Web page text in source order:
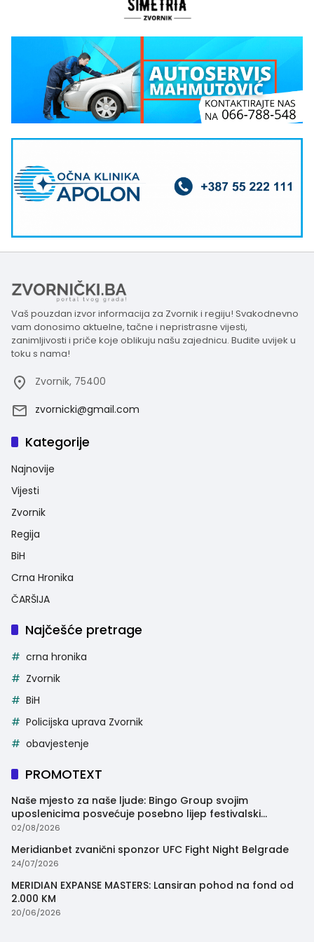
Vaš pouzdan izvor informacija za Zvornik i regiju! Svakodnevno
vam donosimo aktuelne, tačne i nepristrasne vijesti,
zanimljivosti i priče koje oblikuju našu zajednicu. Budite uvijek u
toku s nama!
Zvornik, 75400
zvornicki@gmail.com
Kategorije
Najnovije
Vijesti
Zvornik
Regija
BiH
Crna Hronika
ČARŠIJA
Najčešće pretrage
crna hronika
Zvornik
BiH
Policijska uprava Zvornik
obavjestenje
PROMOTEXT
Naše mjesto za naše ljude: Bingo Group svojim
uposlenicima posvećuje posebno lijep festivalski
trenutak
02/08/2026
Meridianbet zvanični sponzor UFC Fight Night Belgrade
24/07/2026
MERIDIAN EXPANSE MASTERS: Lansiran pohod na fond od
2.000 KM
20/06/2026